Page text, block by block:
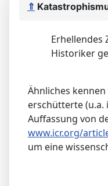
⇑
Erhellendes
Historiker
Ähnliches
erschütterte (u.a.
Auffassung von
www.icr.org/
um eine